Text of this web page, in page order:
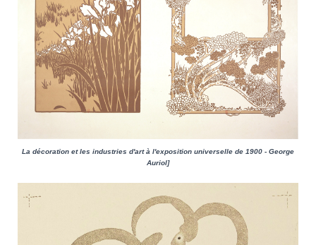
La décoration et les industries d'art à l'exposition universelle de 1900 - George
Auriol]